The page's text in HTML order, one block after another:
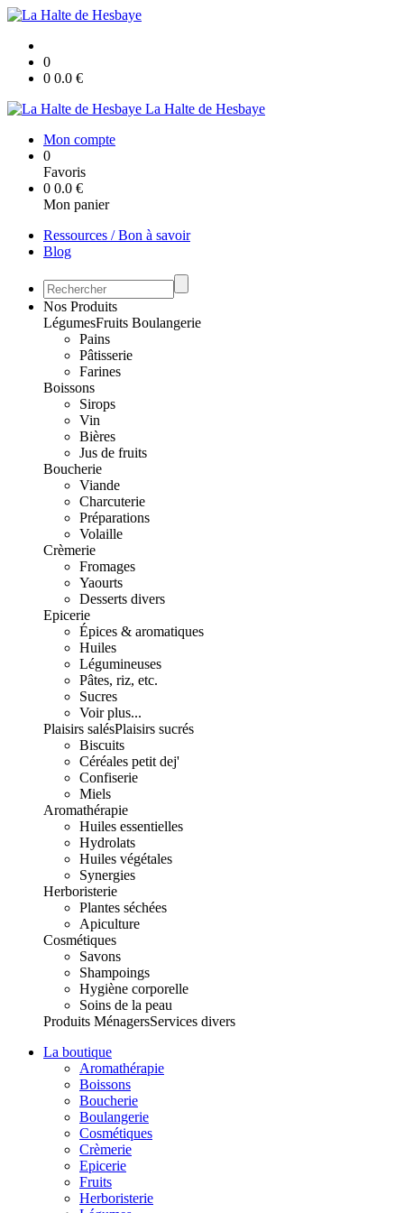
0
0 0.0 €
La Halte de Hesbaye
Mon compte
0
Favoris
0 0.0 €
Mon panier
Ressources / Bon à savoir
Blog
Nos Produits
LégumesFruits Boulangerie
Pains
Pâtisserie
Farines
Boissons
Sirops
Vin
Bières
Jus de fruits
Boucherie
Viande
Charcuterie
Préparations
Volaille
Crèmerie
Fromages
Yaourts
Desserts divers
Epicerie
Épices & aromatiques
Huiles
Légumineuses
Pâtes, riz, etc.
Sucres
Voir plus...
Plaisirs salésPlaisirs sucrés
Biscuits
Céréales petit dej'
Confiserie
Miels
Aromathérapie
Huiles essentielles
Hydrolats
Huiles végétales
Synergies
Herboristerie
Plantes séchées
Apiculture
Cosmétiques
Savons
Shampoings
Hygiène corporelle
Soins de la peau
Produits MénagersServices divers
La boutique
Aromathérapie
Boissons
Boucherie
Boulangerie
Cosmétiques
Crèmerie
Epicerie
Fruits
Herboristerie